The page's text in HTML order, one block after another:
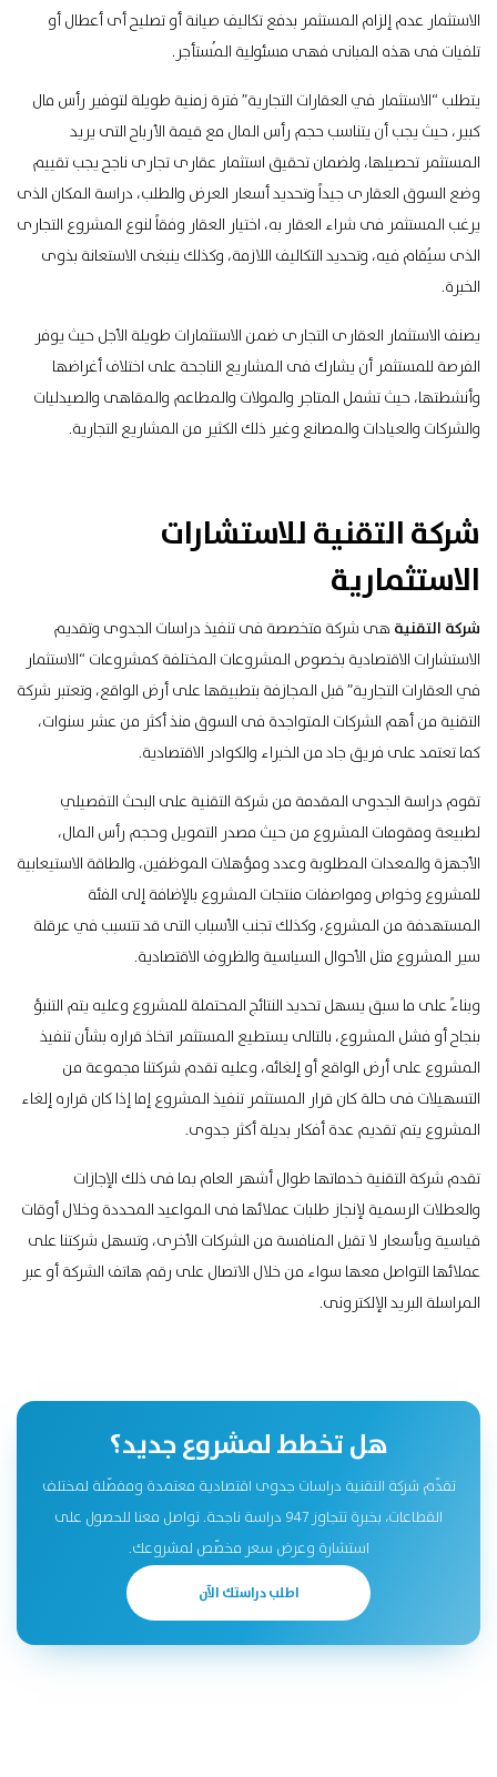
الاستثمار عدم إلزام المستثمر بدفع تكاليف صيانة أو تصليح أى أعطال أو
تلفيات فى هذه المبانى فهى مسئولية المُستأجر.
يتطلب “الاستثمار في العقارات التجارية” فترة زمنية طويلة لتوفير رأس مال
كبير، حيث يجب أن يتناسب حجم رأس المال مع قيمة الأرباح التى يريد
المستثمر تحصيلها، ولضمان تحقيق استثمار عقارى تجارى ناجح يجب تقييم
وضع السوق العقارى جيداً وتحديد أسعار العرض والطلب، دراسة المكان الذى
يرغب المستثمر فى شراء العقار به، اختيار العقار وفقاً لنوع المشروع التجارى
الذى سيُقام فيه، وتحديد التكاليف اللازمة، وكذلك ينبغى الاستعانة بذوى
الخبرة.
يصنف الاستثمار العقارى التجارى ضمن الاستثمارات طويلة الأجل حيث يوفر
الفرصة للمستثمر أن يشارك فى المشاريع الناجحة على اختلاف أغراضها
وأنشطتها، حيث تشمل المتاجر والمولات والمطاعم والمقاهى والصيدليات
والشركات والعيادات والمصانع وغير ذلك الكثير من المشاريع التجارية.
شركة التقنية للاستشارات
الاستثمارية
شركة التقنية هى شركة متخصصة فى تنفيذ دراسات الجدوى وتقديم
الاستشارات الاقتصادية بخصوص المشروعات المختلفة كمشروعات “الاستثمار
في العقارات التجارية” قبل المجازفة بتطبيقها على أرض الواقع، وتعتبر شركة
التقنية من أهم الشركات المتواجدة فى السوق منذ أكثر من عشر سنوات،
كما تعتمد على فريق جاد من الخبراء والكوادر الاقتصادية.
تقوم دراسة الجدوى المقدمة من شركة التقنية على البحث التفصيلي
لطبيعة ومقومات المشروع من حيث مصدر التمويل وحجم رأس المال،
الأجهزة والمعدات المطلوبة وعدد ومؤهلات الموظفين، والطاقة الاستيعابية
للمشروع وخواص ومواصفات منتجات المشروع بالإضافة إلى الفئة
المستهدفة من المشروع، وكذلك تجنب الأسباب التى قد تتسبب في عرقلة
سير المشروع مثل الأحوال السياسية والظروف الاقتصادية.
وبناءً على ما سبق يسهل تحديد النتائج المحتملة للمشروع وعليه يتم التنبؤ
بنجاح أو فشل المشروع، بالتالى يستطيع المستثمر اتخاذ قراره بشأن تنفيذ
المشروع على أرض الواقع أو إلغائه، وعليه تقدم شركتنا مجموعة من
التسهيلات فى حالة كان قرار المستثمر تنفيذ المشروع إما إذا كان قراره إلغاء
المشروع يتم تقديم عدة أفكار بديلة أكثر جدوى.
تقدم شركة التقنية خدماتها طوال أشهر العام بما فى ذلك الإجازات
والعطلات الرسمية لإنجاز طلبات عملائها فى المواعيد المحددة وخلال أوقات
قياسية وبأسعار لا تقبل المنافسة من الشركات الأخرى، وتسهل شركتنا على
عملائها التواصل معها سواء من خلال الاتصال على رقم هاتف الشركة أو عبر
المراسلة البريد الإلكترونى.
هل تخطط لمشروع جديد؟
تقدّم شركة التقنية دراسات جدوى اقتصادية معتمدة ومفصّلة لمختلف
القطاعات، بخبرة تتجاوز 947 دراسة ناجحة. تواصل معنا للحصول على
استشارة وعرض سعر مخصّص لمشروعك.
اطلب دراستك الآن